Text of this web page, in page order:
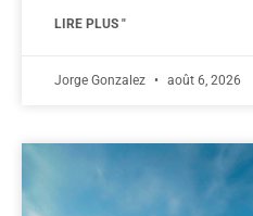
LIRE PLUS "
Jorge Gonzalez août 6, 2026